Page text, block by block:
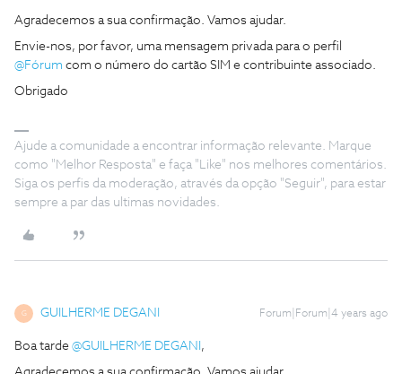
Agradecemos a sua confirmação. Vamos ajudar.
Envie-nos, por favor, uma mensagem privada para o perfil
@Fórum com o número do cartão SIM e contribuinte associado.
Obrigado
Ajude a comunidade a encontrar informação relevante. Marque
como "Melhor Resposta" e faça "Like" nos melhores comentários.
Siga os perfis da moderação, através da opção "Seguir", para estar
sempre a par das ultimas novidades.
G GUILHERME DEGANI Forum|Forum|4 years ago
Boa tarde @GUILHERME DEGANI ,